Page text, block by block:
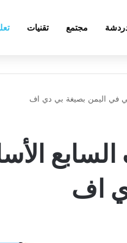
مجتمع تقنيات
في اليمن بصيغة بي دي اف
اف